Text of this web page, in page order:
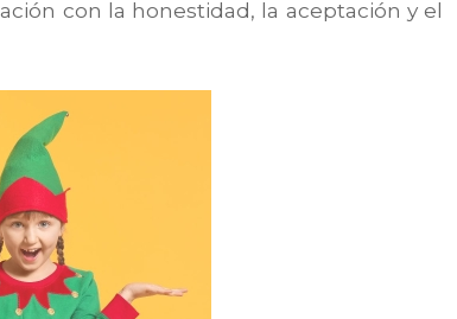
con la honestidad, la aceptación y el